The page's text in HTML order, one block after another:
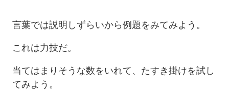
言葉では説明しずらいから例題をみてみよう。
これは力技だ。
当てはまりそうな数をいれて、たすき掛けを試し
てみよう。